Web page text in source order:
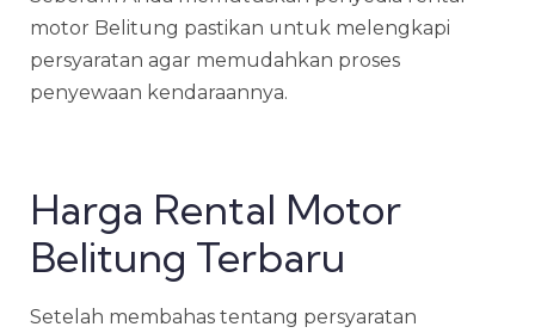
motor Belitung pastikan untuk melengkapi
persyaratan agar memudahkan proses
penyewaan kendaraannya.
Harga Rental Motor
Belitung Terbaru
Setelah membahas tentang persyaratan